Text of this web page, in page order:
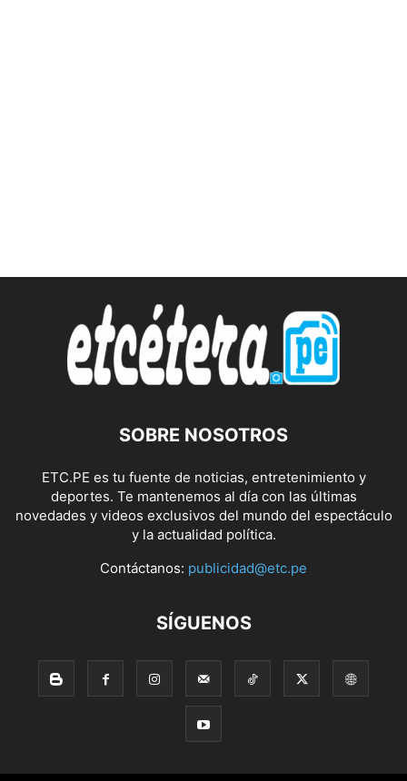
SOBRE NOSOTROS
ETC.PE es tu fuente de noticias, entretenimiento y
deportes. Te mantenemos al día con las últimas
novedades y videos exclusivos del mundo del espectáculo
y la actualidad política.
Contáctanos: publicidad@etc.pe
SÍGUENOS